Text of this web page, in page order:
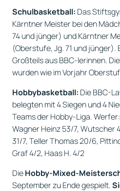
Schulbasketball: Das
Kärntner Meister bei den
74 und jünger) und Kärntner
(Oberstufe, Jg. 71 und
Großteils aus BBC-lerinnen.
wurden wie im Vorjahr
Hobbybasketball: Die BBC-
belegten mit 4 Siegen und 4
Teams der Hobby-Liga.
Wagner Heinz 53/7, Wutscher
31/7, Teller Thomas 20/6,
Graf 4/2, Haas H. 4/2
DieHobby-Mixed-
September zu Ende gespielt.